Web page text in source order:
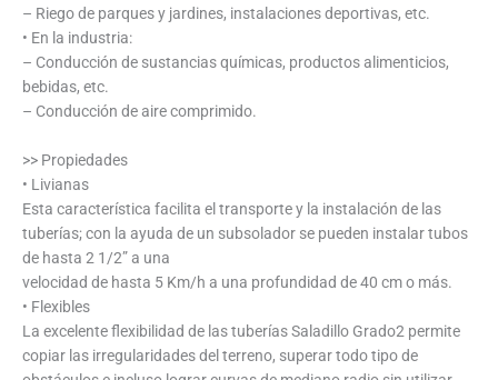
– Riego de parques y jardines, instalaciones deportivas, etc.
• En la industria:
– Conducción de sustancias químicas, productos alimenticios,
bebidas, etc.
– Conducción de aire comprimido.
>> Propiedades
• Livianas
Esta característica facilita el transporte y la instalación de las
tuberías; con la ayuda de un subsolador se pueden instalar tubos
de hasta 2 1/2” a una
velocidad de hasta 5 Km/h a una profundidad de 40 cm o más.
• Flexibles
La excelente flexibilidad de las tuberías Saladillo Grado2 permite
copiar las irregularidades del terreno, superar todo tipo de